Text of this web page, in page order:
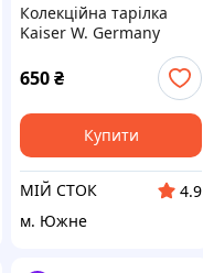
Колекційна тарілка
Kaiser W. Germany
Німецька порцеляна •
20 см
650₴
Купити
МІЙ СТОК
4.9
м. Южне